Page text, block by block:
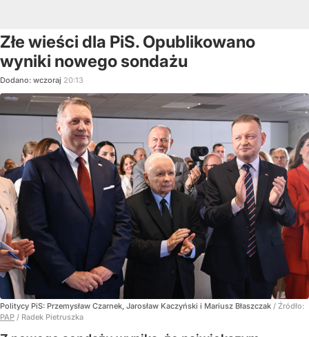
Złe wieści dla PiS. Opublikowano
wyniki nowego sondażu
Dodano: wczoraj 20:13
Politycy PiS: Przemysław Czarnek, Jarosław Kaczyński i Mariusz Błaszczak / Źródło:
PAP / Radek Pietruszka